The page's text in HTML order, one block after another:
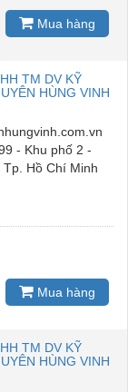
Mua hàng
TM DV KỸ
HÙNG VINH
- Khu phố 2 -
Hồ Chí Minh
Mua hàng
TM DV KỸ
HÙNG VINH